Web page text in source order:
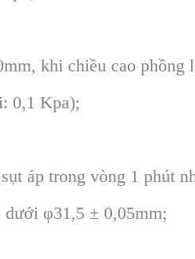
khi chiều cao phồng
0,1 Kpa);
áp trong vòng 1 phút
dưới φ31,5 ± 0,05mm;